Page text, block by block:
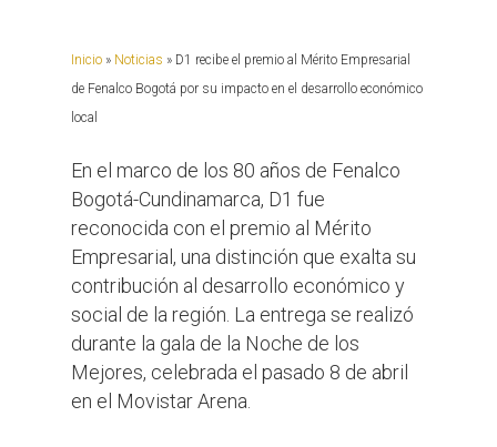
Inicio » Noticias » D1 recibe el premio al Mérito Empresarial
de Fenalco Bogotá por su impacto en el desarrollo económico
local
En el marco de los 80 años de Fenalco
Bogotá-Cundinamarca, D1 fue
reconocida con el premio al Mérito
Empresarial, una distinción que exalta su
contribución al desarrollo económico y
social de la región. La entrega se realizó
durante la gala de la Noche de los
Mejores, celebrada el pasado 8 de abril
en el Movistar Arena.